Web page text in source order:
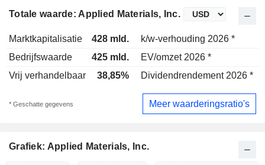
Totale waarde: Applied Materials, Inc.
Marktkapitalisatie 428 mld.
k/w-verhouding 2026 *
Bedrijfswaarde
425 mld. EV/omzet 2026 *
Vrij verhandelbaar
38,85% Dividendrendement 2026 *
* Geschatte gegevens Meer waarderingsratio's
Grafiek: Applied Materials, Inc.